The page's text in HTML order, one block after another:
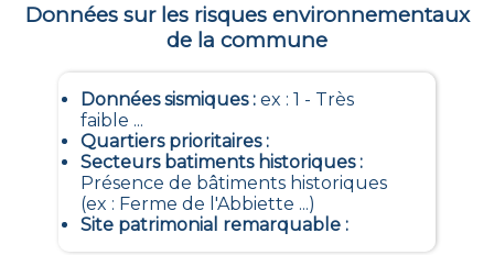
Données sur les risques environnementaux
de la commune
Données sismiques: ex : 1 - Très
faible ...
Quartiers prioritaires:
Secteurs batiments historiques:
Présence de bâtiments historiques
(ex : Ferme de l'Abbiette ...)
Site patrimonial remarquable: